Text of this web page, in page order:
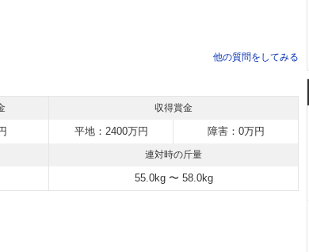
他の質問をしてみる
収得賞金
平地：2400万円 障害：0万円
連対時の斤量
55.0kg 〜 58.0kg